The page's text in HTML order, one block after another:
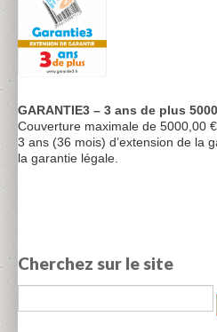
GARANTIE3 – 3 ans de plus 5000
Couverture maximale de 5000,00 €
3 ans (36 mois) d’extension de la
la garantie légale.
Cherchez sur le site